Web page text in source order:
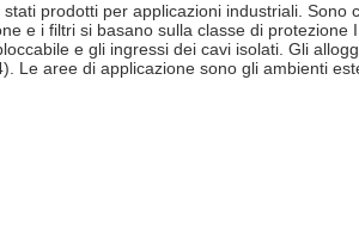
prodotti per applicazioni industriali.
e i filtri si basano sulla classe di
e gli ingressi dei cavi isolati. Gli
Le aree di applicazione sono gli ambienti